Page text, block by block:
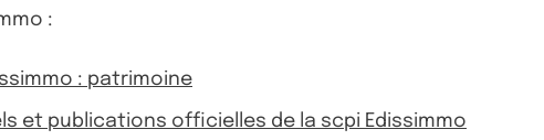
:
: patrimoine
et publications officielles de la scpi Edissimmo